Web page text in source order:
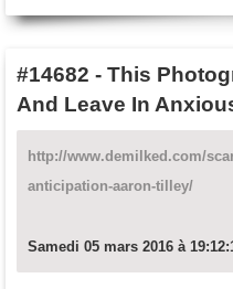
#14682 - This
And Leave In
http://www.demilked.com/
anticipation-aaron-tilley/
Samedi 05 mars 2016 à